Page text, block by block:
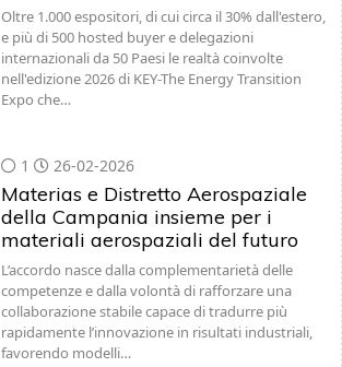
Oltre 1.000 espositori, di cui circa il 30% dall'estero,
e più di 500 hosted buyer e delegazioni
internazionali da 50 Paesi le realtà coinvolte
nell'edizione 2026 di KEY-The Energy Transition
Expo che…
1 26-02-2026
Materias e Distretto Aerospaziale
della Campania insieme per i
materiali aerospaziali del futuro
L’accordo nasce dalla complementarietà delle
competenze e dalla volontà di rafforzare una
collaborazione stabile capace di tradurre più
rapidamente l’innovazione in risultati industriali,
favorendo modelli…